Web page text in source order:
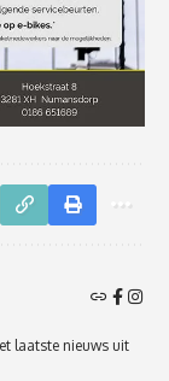
laatste nieuws uit